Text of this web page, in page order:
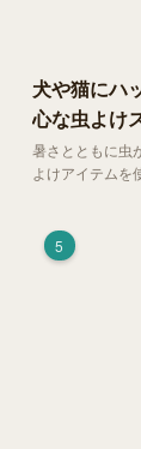
犬や猫にハ
心な虫よけ
暑さとともに虫
よけアイテムを
健康には悪影
5